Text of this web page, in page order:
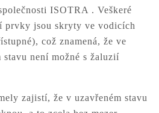
ISOTRA . Veškeré
prvky jsou skryty ve vodicích
což znamená, že ve
stavu není možné s žaluzií
zajistí, že v uzavřeném stavu